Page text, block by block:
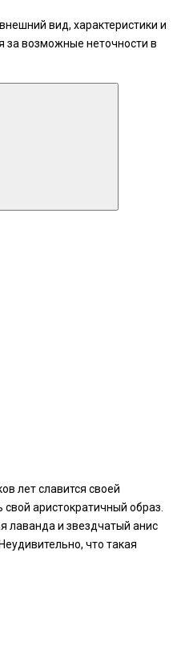
вид, характеристики и
за возможные неточности в
лет славится своей
аристократичный образ.
лаванда и звездчатый анис
что такая